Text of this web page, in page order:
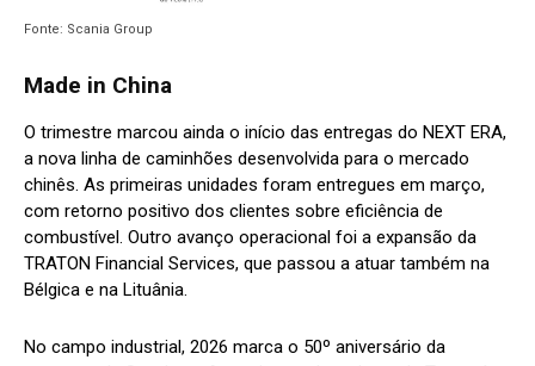
Fonte: Scania Group
Made in China
O trimestre marcou ainda o início das entregas do NEXT ERA,
a nova linha de caminhões desenvolvida para o mercado
chinês. As primeiras unidades foram entregues em março,
com retorno positivo dos clientes sobre eficiência de
combustível. Outro avanço operacional foi a expansão da
TRATON Financial Services, que passou a atuar também na
Bélgica e na Lituânia.
No campo industrial, 2026 marca o 50º aniversário da